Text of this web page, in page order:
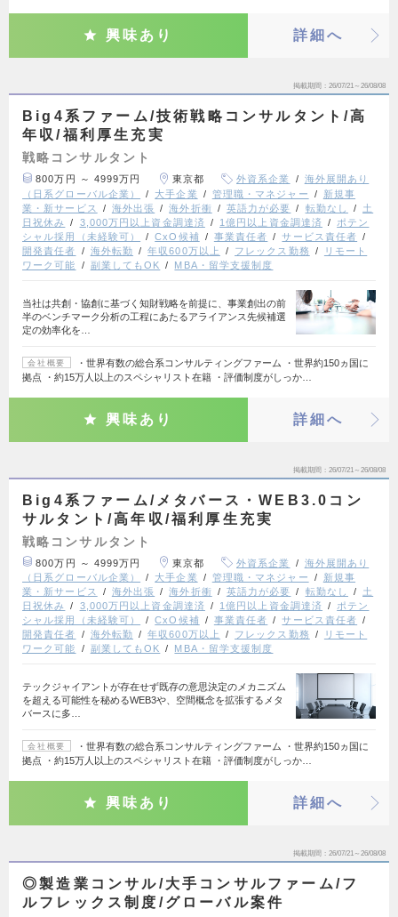
興味あり 詳細へ
掲載期間 26/07/21～26/08/08
Big4系ファーム/技術戦略コンサルタント/高
年収/福利厚生充実
戦略コンサルタント
800万円 ～ 4999万円 東京都 外資系企業
海外展開あり
（日系グローバル企業）
大手企業 管理職・マネジャー
新規事
業・新サービス
海外出張 海外折衝 英語力が必要 転勤なし
土
日祝休み
3,000万円以上資金調達済 1億円以上資金調達済
ポテン
シャル採用（未経験可）
CxO候補 事業責任者
サービス責任者
開発責任者
海外転勤 年収600万以上 フレックス勤務
リモート
ワーク可能
副業してもOK MBA・留学支援制度
当社は共創・協創に基づく知財戦略を前提に、事業創出の前
半のベンチマーク分析の工程にあたるアライアンス先候補選
定の効率化を…
会社概要
・世界有数の総合系コンサルティングファーム ・世界約150ヵ国に
拠点 ・約15万人以上のスペシャリスト在籍 ・評価制度がしっか…
興味あり 詳細へ
掲載期間 26/07/21～26/08/08
Big4系ファーム/メタバース・WEB3.0コン
サルタント/高年収/福利厚生充実
戦略コンサルタント
800万円 ～ 4999万円 東京都 外資系企業
海外展開あり
（日系グローバル企業）
大手企業 管理職・マネジャー
新規事
業・新サービス
海外出張 海外折衝 英語力が必要 転勤なし
土
日祝休み
3,000万円以上資金調達済 1億円以上資金調達済
ポテン
シャル採用（未経験可）
CxO候補 事業責任者
サービス責任者
開発責任者
海外転勤 年収600万以上 フレックス勤務
リモート
ワーク可能
副業してもOK MBA・留学支援制度
テックジャイアントが存在せず既存の意思決定のメカニズム
を超える可能性を秘めるWEB3や、空間概念を拡張するメタ
バースに多…
会社概要
・世界有数の総合系コンサルティングファーム ・世界約150ヵ国に
拠点 ・約15万人以上のスペシャリスト在籍 ・評価制度がしっか…
興味あり 詳細へ
掲載期間 26/07/21～26/08/08
◎製造業コンサル/大手コンサルファーム/フ
ルフレックス制度/グローバル案件